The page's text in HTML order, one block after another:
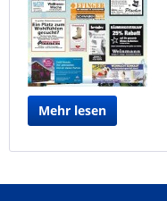
Mehr lesen